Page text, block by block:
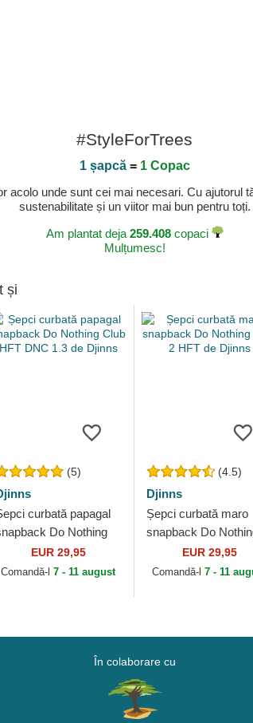
#StyleForTrees
1 șapcă= 1 Copac
acolo unde sunt cei mai necesari. Cu
sustenabilitate și un viitor mai bun pentru toți.
Am plantat deja 259.408copaci
Mulțumesc!
și
(5)
curbată papagal
Do Nothing
Club HFT DNC 1.3 de
Djinns
EUR 29,95
Comandă-l7 - 11 august
(4.5)
Djinns
Șepci curbată maro
snapback Do
Club 2 HFT de Djinns
EUR 29,95
Comandă-l7 - 11
În colaborare cu